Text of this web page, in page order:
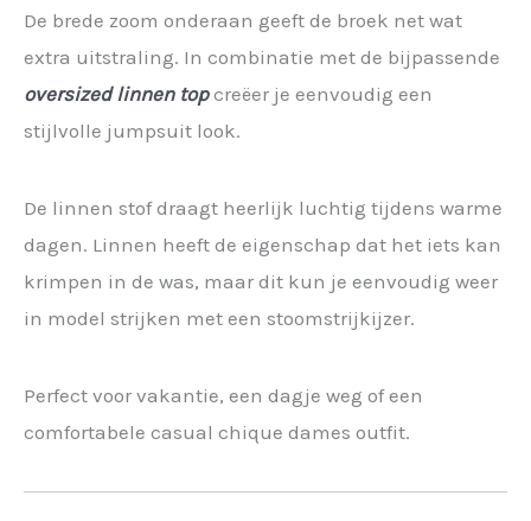
De brede zoom onderaan geeft de broek net wat
extra uitstraling. In combinatie met de bijpassende
oversized linnen topcreëer je eenvoudig een
stijlvolle jumpsuit look.
De linnen stof draagt heerlijk luchtig tijdens warme
dagen. Linnen heeft de eigenschap dat het iets kan
krimpen in de was, maar dit kun je eenvoudig weer
in model strijken met een stoomstrijkijzer.
Perfect voor vakantie, een dagje weg of een
comfortabele casual chique dames outfit.